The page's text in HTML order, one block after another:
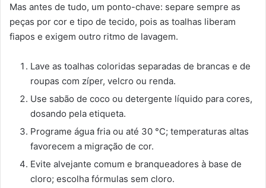
Mas antes de tudo, um ponto-chave: separe sempre as
peças por cor e tipo de tecido, pois as toalhas liberam
fiapos e exigem outro ritmo de lavagem.
Lave as toalhas coloridas separadas de brancas e de
roupas com zíper, velcro ou renda.
Use sabão de coco ou detergente líquido para cores,
dosando pela etiqueta.
Programe água fria ou até 30 °C; temperaturas altas
favorecem a migração de cor.
Evite alvejante comum e branqueadores à base de
cloro; escolha fórmulas sem cloro.